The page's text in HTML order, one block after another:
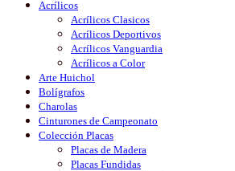
Acrílicos
Acrílicos Clasicos
Acrílicos Deportivos
Acrílicos Vanguardia
Acrílicos a Color
Arte Huichol
Bolígrafos
Charolas
Cinturones de Campeonato
Colección Placas
Placas de Madera
Placas Fundidas